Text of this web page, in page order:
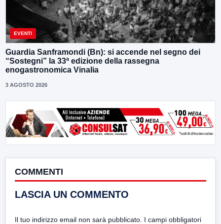
EVENTI
Guardia Sanframondi (Bn): si accende nel segno dei
“Sostegni” la 33ª edizione della rassegna
enogastronomica Vinalia
3 AGOSTO 2026
COMMENTI
LASCIA UN COMMENTO
Il tuo indirizzo email non sarà pubblicato. I campi obbligatori